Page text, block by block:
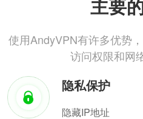
主要
使用AndyVPN有许多优势
访问权限和网
隐私保护
隐藏IP地址